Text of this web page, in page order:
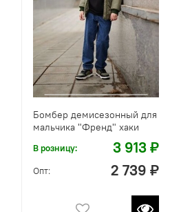
Бомбер демисезонный для
мальчика "Френд" хаки
В розницу: 3 913 ₽
Опт: 2 739 ₽